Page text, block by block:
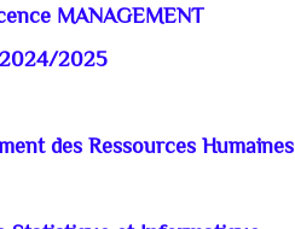
MANAGEMENT
2024/2025
des Ressources Humaines